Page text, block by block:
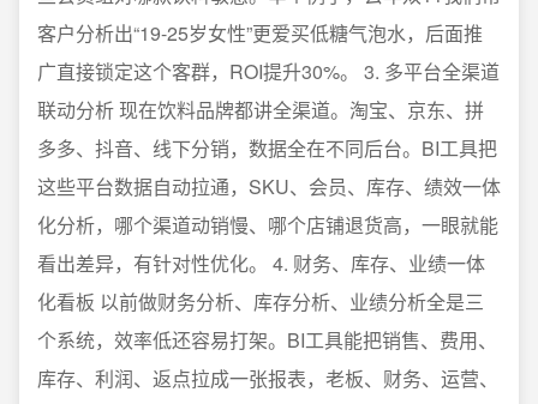
客户分析出“19-25岁女性”更爱买低糖气泡水，后面推
广直接锁定这个客群，ROI提升30%。 3. 多平台全渠道
联动分析 现在饮料品牌都讲全渠道。淘宝、京东、拼
多多、抖音、线下分销，数据全在不同后台。BI工具把
这些平台数据自动拉通，SKU、会员、库存、绩效一体
化分析，哪个渠道动销慢、哪个店铺退货高，一眼就能
看出差异，有针对性优化。 4. 财务、库存、业绩一体
化看板 以前做财务分析、库存分析、业绩分析全是三
个系统，效率低还容易打架。BI工具能把销售、费用、
库存、利润、返点拉成一张报表，老板、财务、运营、